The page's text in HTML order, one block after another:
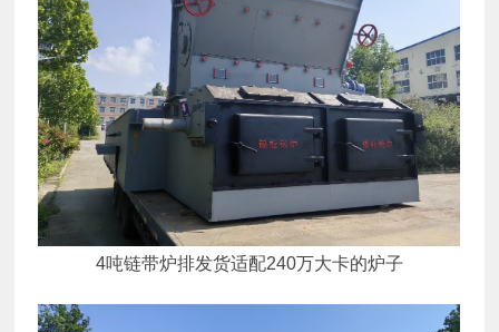
4吨链带炉排发货适配240万大卡的炉子